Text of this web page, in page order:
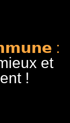
:
et
!